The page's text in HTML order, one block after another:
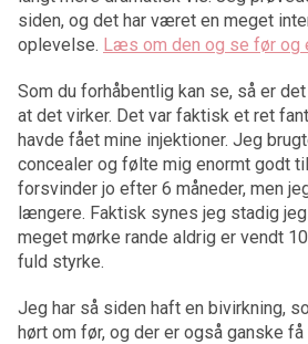
siden, og det har været en meget
oplevelse. Læs om den og se før og
Som du forhåbentlig kan se, så er
at det virker. Det var faktisk et ret
havde fået mine injektioner. Jeg
concealer og følte mig enormt godt
forsvinder jo efter 6 måneder, men
længere. Faktisk synes jeg stadig jeg
meget mørke rande aldrig er vendt
fuld styrke.
Jeg har så siden haft en bivirkning,
hørt om før, og der er også ganske